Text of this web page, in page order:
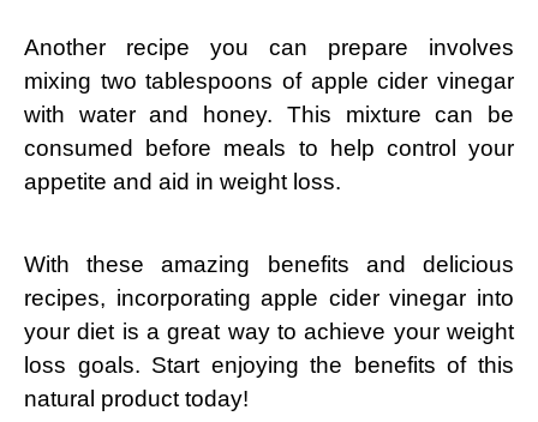
Another recipe you can prepare involves
mixing two tablespoons of apple cider vinegar
with water and honey. This mixture can be
consumed before meals to help control your
appetite and aid in weight loss.
With these amazing benefits and delicious
recipes, incorporating apple cider vinegar into
your diet is a great way to achieve your weight
loss goals. Start enjoying the benefits of this
natural product today!